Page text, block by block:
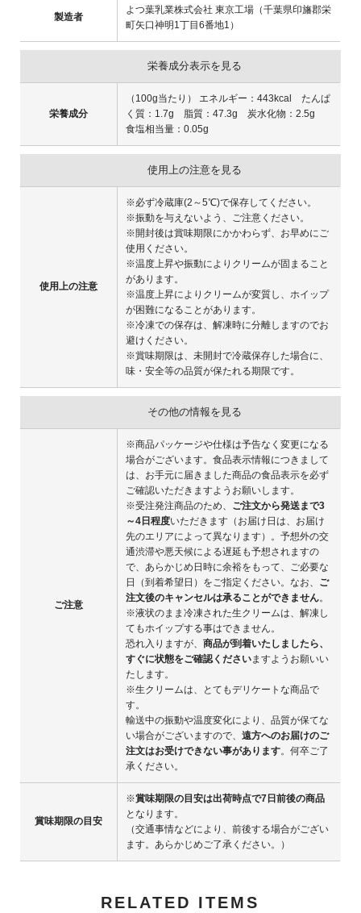
製造者
よつ葉乳業株式会社 東京工場（千葉県印旛郡栄
町矢口神明1丁目6番地1）
栄養成分表示を見る
栄養成分
（100g当たり） エネルギー：443kcal たんぱ
く質：1.7g 脂質：47.3g 炭水化物：2.5g
食塩相当量：0.05g
使用上の注意を見る
使用上の注意
※必ず冷蔵庫(2～5℃)で保存してください。
※振動を与えないよう、ご注意ください。
※開封後は賞味期限にかかわらず、お早めにご
使用ください。
※温度上昇や振動によりクリームが固まること
があります。
※温度上昇によりクリームが変質し、ホイップ
が困難になることがあります。
※冷凍での保存は、解凍時に分離しますのでお
避けください。
※賞味期限は、未開封で冷蔵保存した場合に、
味・安全等の品質が保たれる期限です。
その他の情報を見る
ご注意
※商品パッケージや仕様は予告なく変更になる
場合がございます。食品表示情報につきまして
は、お手元に届きました商品の食品表示を必ず
ご確認いただきますようお願いします。
※受注発注商品のため、 ご注文から発送まで3
～4日程度いただきます（お届け日は、お届け
先のエリアによって異なります）。予想外の交
通渋滞や悪天候による遅延も予想されますの
で、あらかじめ日時に余裕をもって、ご必要な
日（到着希望日）をご指定ください。なお、 ご
注文後のキャンセルは承ることができません。
※液状のまま冷凍された生クリームは、解凍し
てもホイップする事はできません。
恐れ入りますが、商品が到着いたしましたら、
すぐに状態をご確認くださいますようお願いい
たします。
※生クリームは、とてもデリケートな商品で
す。
輸送中の振動や温度変化により、品質が保てな
い場合がございますので、遠方へのお届けのご
注文はお受けできない事があります。何卒ご了
承ください。
賞味期限の目安
※賞味期限の目安は出荷時点で7日前後の商品
となります。
（交通事情などにより、前後する場合がござい
ます。あらかじめご了承ください。）
RELATED ITEMS